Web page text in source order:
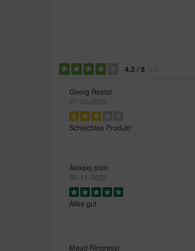
4.3 / 5
Georg Restel
07-04-2025
Schlechtes Produkt
Aleksej stein
30-11-2023
Alles gut
Maud Ringressi